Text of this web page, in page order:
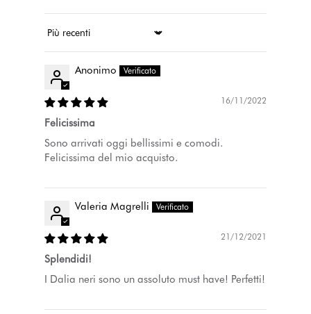
Ordina per
Anonimo
16/11/2022
Felicissima
Sono arrivati oggi bellissimi e comodi.
Felicissima del mio acquisto.
Valeria Magrelli
21/12/2021
Splendidi!
I Dalia neri sono un assoluto must have! Perfetti!